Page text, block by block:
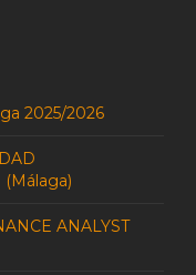
2025/2026
ANALYST